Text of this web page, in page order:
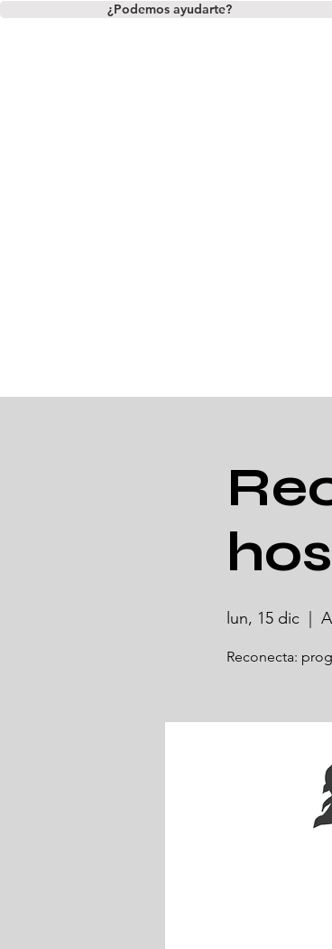
¿Podemos ayudarte?
lun, 15 dic
  |
Reconecta: